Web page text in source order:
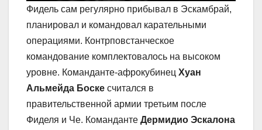
Фидель сам регулярно прибывал в Эскамбрай,
планировал и командовал карательными
операциями. Контрповстанческое
командование комплектовалось на высоком
уровне. Команданте-афрокубинец Хуан
Альмейда Боске считался в
правительственной армии третьим после
Фиделя и Че. Команданте Дермидио Эскалона